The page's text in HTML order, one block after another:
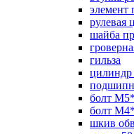
рулевая
шайба
гильза
цилиндр
болт
болт
шкив